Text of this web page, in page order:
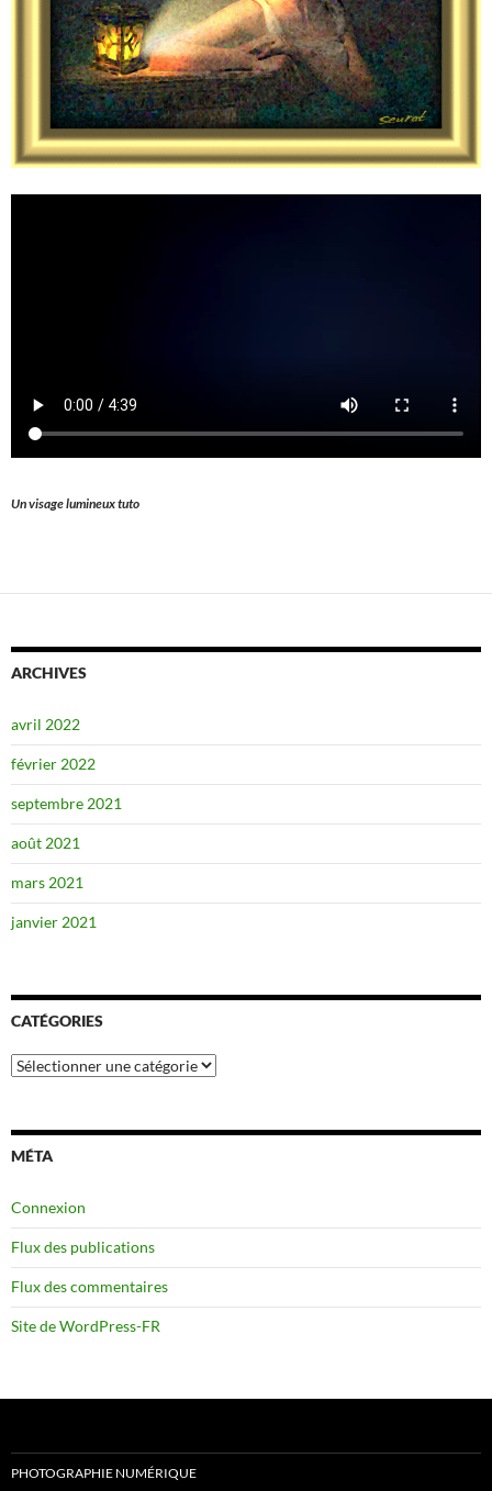
Un visage lumineux tuto
ARCHIVES
avril 2022
février 2022
septembre 2021
août 2021
mars 2021
janvier 2021
CATÉGORIES
Catégories
MÉTA
Connexion
Flux des publications
Flux des commentaires
Site de WordPress-FR
PHOTOGRAPHIE NUMÉRIQUE